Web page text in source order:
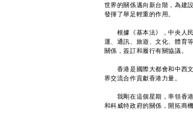
世界的關係邁向新台階，為建
發揮了舉足輕重的作用。
根據《基本法》，中央人民
運、通訊、旅遊、文化、體育
關係，簽訂和履行有關協議。
香港是國際大都會和中西文
界交流合作貢獻香港力量。
我剛在這個星期，率領香港
和科威特政府的關係，開拓商